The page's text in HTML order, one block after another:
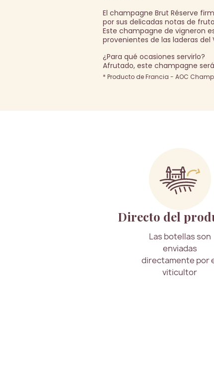
El champagne Brut Réserve
por sus delicadas notas de
Este champagne de vigneron
provenientes de las laderas del
¿Para qué ocasiones servirlo?
Afrutado, este champagne
* Producto de Francia - AOC
Directo del
Las botellas son
enviadas
directamente por
viticultor